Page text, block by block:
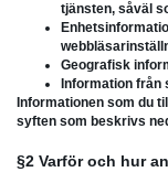
tjänsten, såväl
Geografisk
Information från
Informationen som du
syften som beskrivs
§2 Varför och hur